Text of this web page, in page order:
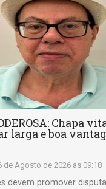
Chapa
larga e boa
de Agosto de 2026 às 09:18
devem promover